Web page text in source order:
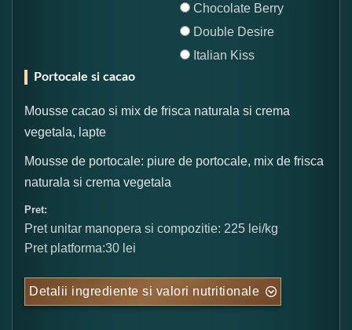
Chocolate Berry
Double Desire
Italian Kiss
Portocale si cacao
Mousse cacao si mix de frisca naturala si crema
vegetala, lapte
Mousse de portocale: piure de portocale, mix de frisca
naturala si crema vegetala
Pret:
Pret unitar manopera si compozitie: 225 lei/kg
Pret platforma:30 lei
Detalii ingrediente si valori nutritionale